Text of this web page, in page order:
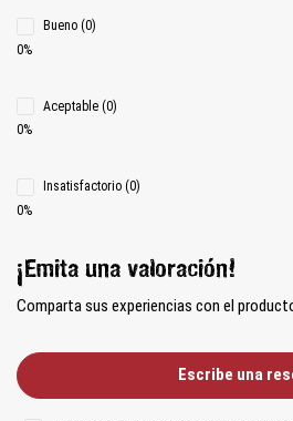
Bueno (0)
0%
Aceptable (0)
0%
Insatisfactorio (0)
0%
¡Emita una valoración!
Comparta sus experiencias con el
Escribe una